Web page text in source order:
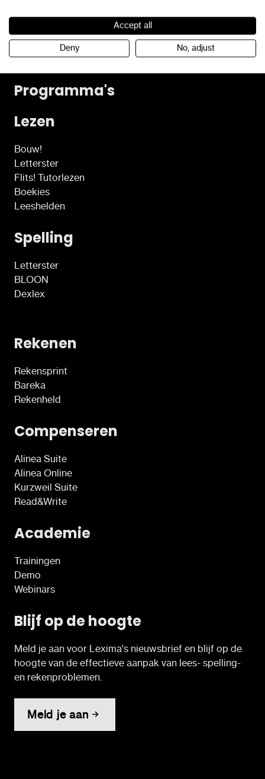
KvK-nummer: 32091491
Algemene voorwaarden
Toegankelijkheidsverklaring
Programma's
Lezen
Bouw!
Letterster
Flits! Tutorlezen
Boekies
Leeshelden
Spelling
Letterster
BLOON
Dexlex
Rekenen
Rekensprint
Bareka
Rekenheld
Compenseren
Alinea Suite
Alinea Online
Kurzweil Suite
Read&Write
Academie
Trainingen
Demo
Webinars
Blijf op de hoogte
Meld je aan voor Lexima's nieuwsbrief en blijf op de
hoogte van de effectieve aanpak van lees- spelling-
en rekenproblemen.
Meld je aan
Accept all
Deny No, adjust